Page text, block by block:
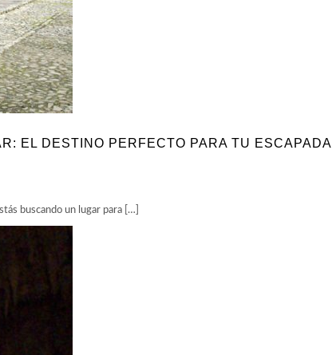
EL DESTINO PERFECTO PARA TU ESCAPADA
buscando un lugar para […]